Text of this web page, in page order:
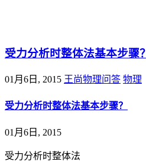
受力分析时整体法基本步骤？
01月6日, 2015 王尚物理问答 物理
受力分析时整体法基本步骤？
01月6日, 2015
受力分析时整体法